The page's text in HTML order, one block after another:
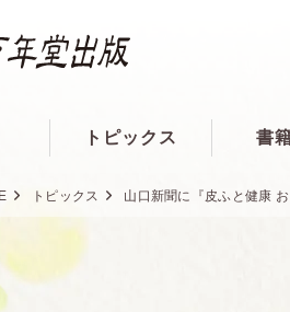
トピックス 書
トピックス 山口新聞に『皮ふと健康